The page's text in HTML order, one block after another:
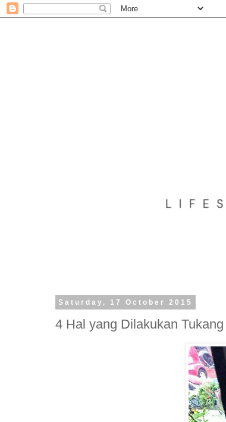
Saturday, 17 October 2015
4 Hal yang Dilakukan